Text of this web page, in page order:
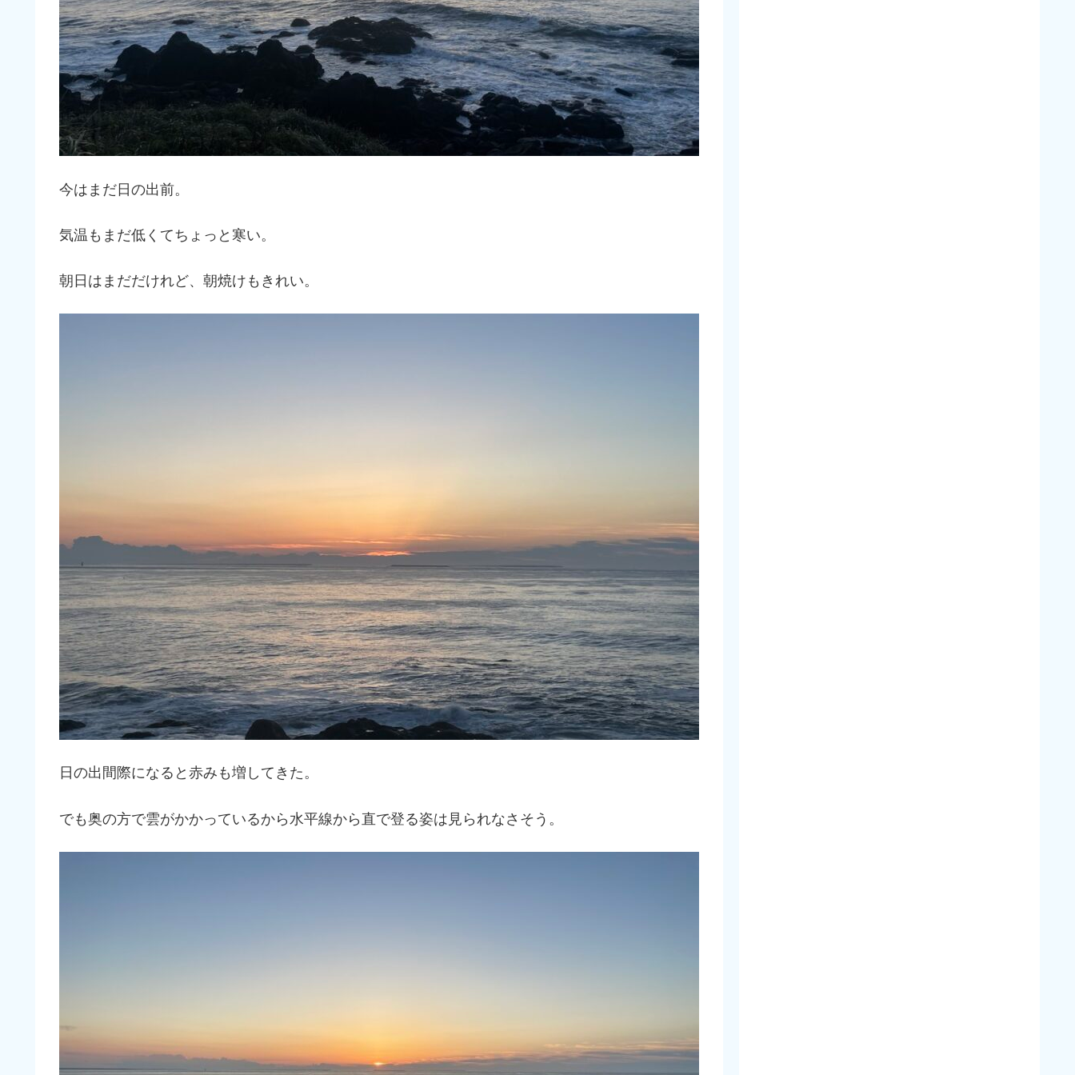
今はまだ日の出前。
気温もまだ低くてちょっと寒い。
朝日はまだだけれど、朝焼けもきれい。
日の出間際になると赤みも増してきた。
でも奥の方で雲がかかっているから水平線から直で登る姿は見られなさそう。